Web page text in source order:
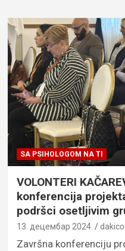
SA PSIHOLOGOM NA TI
VOLONTERI
konferencija
podršci osetljivim
13. децембар 2024.
Završna konferenciju